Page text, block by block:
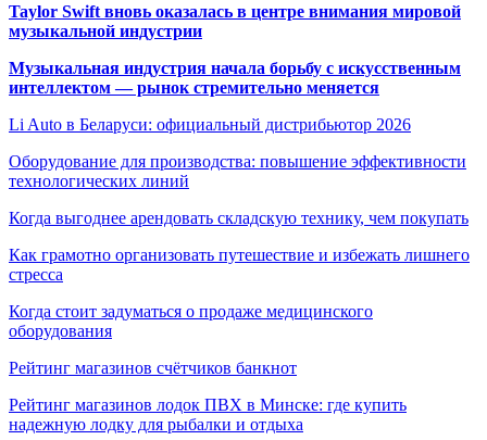
Taylor Swift вновь оказалась в центре внимания мировой
музыкальной индустрии
Музыкальная индустрия начала борьбу с искусственным
интеллектом — рынок стремительно меняется
Li Auto в Беларуси: официальный дистрибьютор 2026
Оборудование для производства: повышение эффективности
технологических линий
Когда выгоднее арендовать складскую технику, чем покупать
Как грамотно организовать путешествие и избежать лишнего
стресса
Когда стоит задуматься о продаже медицинского
оборудования
Рейтинг магазинов счётчиков банкнот
Рейтинг магазинов лодок ПВХ в Минске: где купить
надежную лодку для рыбалки и отдыха